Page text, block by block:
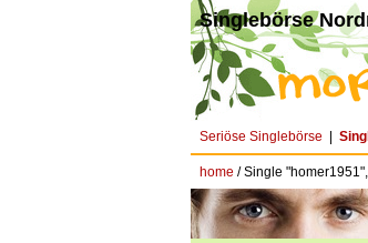
Singlebörse
Seriöse Singlebörse
home / Single